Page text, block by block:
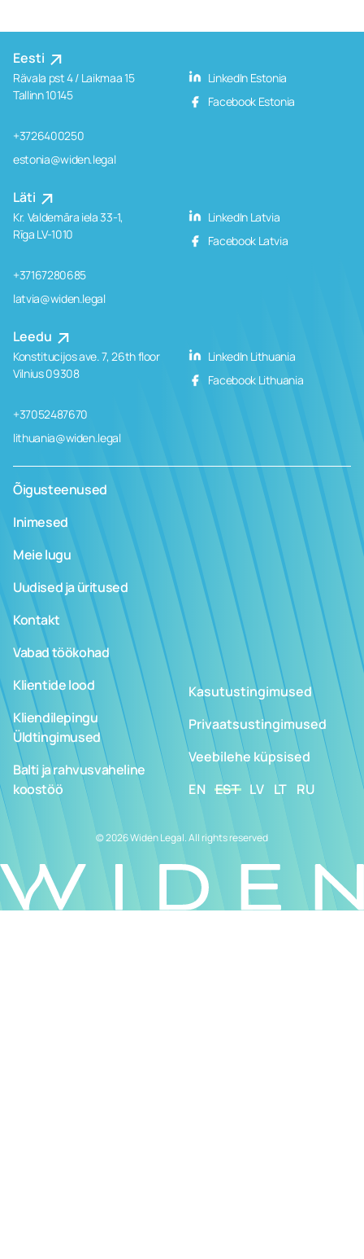
Eesti
Rävala pst 4 / Laikmaa 15
Tallinn 10145
+3726400250
estonia@widen.legal
LinkedIn Estonia
Facebook Estonia
Läti
Kr. Valdemāra iela 33-1,
Rīga LV-1010
+37167280685
latvia@widen.legal
LinkedIn Latvia
Facebook Latvia
Leedu
Konstitucijos ave. 7, 26th floor
Vilnius 09308
+37052487670
lithuania@widen.legal
LinkedIn Lithuania
Facebook Lithuania
Õigusteenused
Inimesed
Meie lugu
Uudised ja üritused
Kontakt
Vabad töökohad
Klientide lood
Kliendilepingu
Üldtingimused
Balti ja rahvusvaheline
koostöö
Kasutustingimused
Privaatsustingimused
Veebilehe küpsised
EN EST LV LT RU
© 2026 Widen Legal. All rights reserved